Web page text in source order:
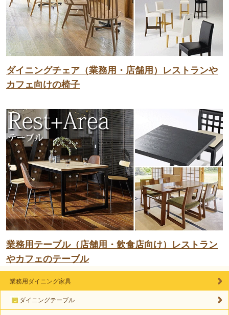
ダイニングチェア（業務用・店舗用）レストランや
カフェ向けの椅子
業務用テーブル（店舗用・飲食店向け）レストラン
やカフェのテーブル
業務用ダイニング家具
ダイニングテーブル